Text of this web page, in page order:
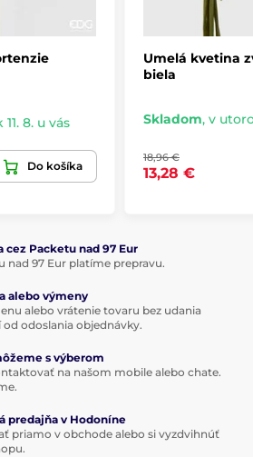
8. u vás
Do košíka
Umelá kvetina
biela
Skladom, v
18,96 €
13,28 €
cez Packetu nad 97 Eur
nad 97 Eur platíme prepravu.
alebo výmeny
alebo vrátenie tovaru bez udania
odoslania objednávky.
s výberom
na našom mobile alebo chate.
predajňa v Hodoníne
priamo v obchode alebo si vyzdvihnúť